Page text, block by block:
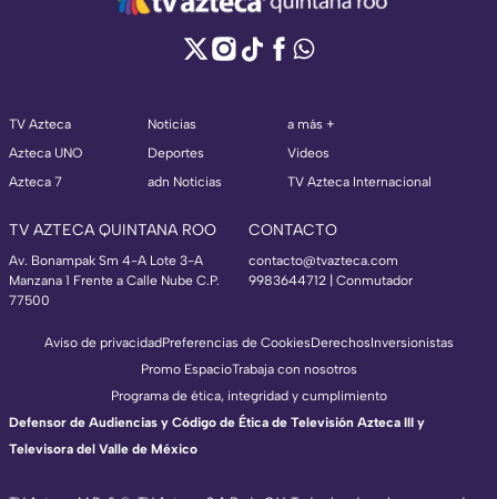
TV Azteca
Azteca UNO
Azteca 7
Noticias
Deportes
adn Noticias
a más +
Videos
TV Azteca Internacional
TV AZTECA QUINTANA ROO
Av. Bonampak Sm 4-A Lote 3-A
Manzana 1 Frente a Calle Nube C.P.
77500
CONTACTO
contacto@tvazteca.com
9983644712 | Conmutador
Aviso de privacidadPreferencias de CookiesDerechosInversionistas
Promo EspacioTrabaja con nosotros
Programa de ética, integridad y cumplimiento
Defensor de Audiencias y Código de Ética de Televisión Azteca III y
Televisora del Valle de México